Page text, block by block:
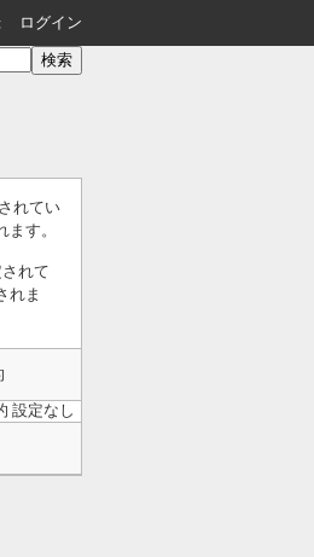
ログイン
れてい
す。
れて
れま